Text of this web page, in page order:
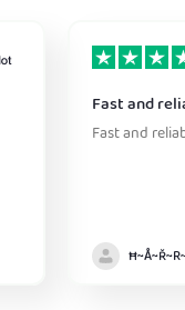
Fast and
Fast and